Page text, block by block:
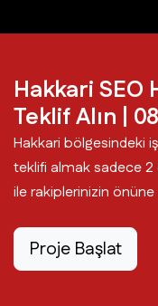
Hakkari
Teklif Alın |
Hakkari bölgesindeki
teklifi almak sadece 2
ile rakiplerinizin
Proje Başlat